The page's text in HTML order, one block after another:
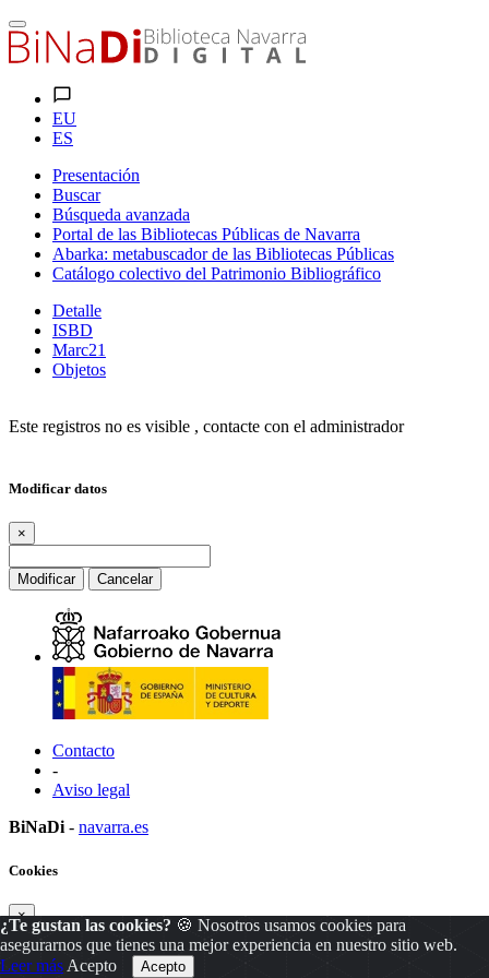
EU
ES
Presentación
Buscar
Búsqueda avanzada
Portal de las Bibliotecas Públicas de Navarra
Abarka: metabuscador de las Bibliotecas Públicas
Catálogo colectivo del Patrimonio Bibliográfico
Detalle
ISBD
Marc21
Objetos
Este registros no es visible , contacte con el administrador
Modificar datos
×
Modificar Cancelar
Contacto
-
Aviso legal
BiNaDi - navarra.es
¿Te gustan las cookies? 🍪 Nosotros usamos cookies para
asegurarnos que tienes una mejor experiencia en nuestro sitio web.
Leer más Acepto
Cookies
×